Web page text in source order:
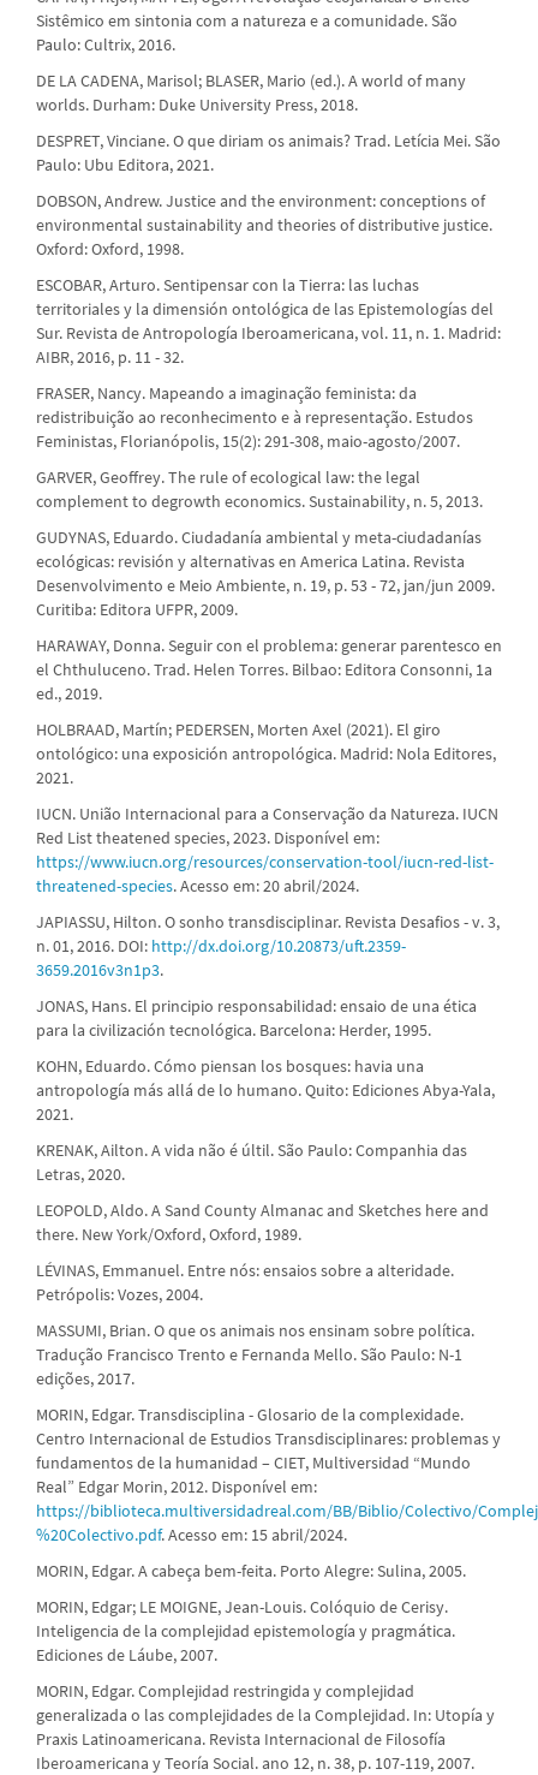
Sistêmico em sintonia com a natureza e a comunidade. São
Paulo: Cultrix, 2016.
DE LA CADENA, Marisol; BLASER, Mario (ed.). A world of many
worlds. Durham: Duke University Press, 2018.
DESPRET, Vinciane. O que diriam os animais? Trad. Letícia Mei. São
Paulo: Ubu Editora, 2021.
DOBSON, Andrew. Justice and the environment: conceptions of
environmental sustainability and theories of distributive justice.
Oxford: Oxford, 1998.
ESCOBAR, Arturo. Sentipensar con la Tierra: las luchas
territoriales y la dimensión ontológica de las Epistemologías del
Sur. Revista de Antropología Iberoamericana, vol. 11, n. 1. Madrid:
AIBR, 2016, p. 11 - 32.
FRASER, Nancy. Mapeando a imaginação feminista: da
redistribuição ao reconhecimento e à representação. Estudos
Feministas, Florianópolis, 15(2): 291-308, maio-agosto/2007.
GARVER, Geoffrey. The rule of ecological law: the legal
complement to degrowth economics. Sustainability, n. 5, 2013.
GUDYNAS, Eduardo. Ciudadanía ambiental y meta-ciudadanías
ecológicas: revisión y alternativas en America Latina. Revista
Desenvolvimento e Meio Ambiente, n. 19, p. 53 - 72, jan/jun 2009.
Curitiba: Editora UFPR, 2009.
HARAWAY, Donna. Seguir con el problema: generar parentesco en
el Chthuluceno. Trad. Helen Torres. Bilbao: Editora Consonni, 1a
ed., 2019.
HOLBRAAD, Martín; PEDERSEN, Morten Axel (2021). El giro
ontológico: una exposición antropológica. Madrid: Nola Editores,
2021.
IUCN. União Internacional para a Conservação da Natureza. IUCN
Red List theatened species, 2023. Disponível em:
https://www.iucn.org/resources/conservation-tool/iucn-red-list-
threatened-species. Acesso em: 20 abril/2024.
JAPIASSU, Hilton. O sonho transdisciplinar. Revista Desafios - v. 3,
n. 01, 2016. DOI: http://dx.doi.org/10.20873/uft.2359-
3659.2016v3n1p3.
JONAS, Hans. El principio responsabilidad: ensaio de una ética
para la civilización tecnológica. Barcelona: Herder, 1995.
KOHN, Eduardo. Cómo piensan los bosques: havia una
antropología más allá de lo humano. Quito: Ediciones Abya-Yala,
2021.
KRENAK, Ailton. A vida não é últil. São Paulo: Companhia das
Letras, 2020.
LEOPOLD, Aldo. A Sand County Almanac and Sketches here and
there. New York/Oxford, Oxford, 1989.
LÉVINAS, Emmanuel. Entre nós: ensaios sobre a alteridade.
Petrópolis: Vozes, 2004.
MASSUMI, Brian. O que os animais nos ensinam sobre política.
Tradução Francisco Trento e Fernanda Mello. São Paulo: N-1
edições, 2017.
MORIN, Edgar. Transdisciplina - Glosario de la complexidade.
Centro Internacional de Estudios Transdisciplinares: problemas y
fundamentos de la humanidad – CIET, Multiversidad “Mundo
Real” Edgar Morin, 2012. Disponível em:
https://biblioteca.multiversidadreal.com/BB/Biblio/Colectivo/
%20Colectivo.pdf. Acesso em: 15 abril/2024.
MORIN, Edgar. A cabeça bem-feita. Porto Alegre: Sulina, 2005.
MORIN, Edgar; LE MOIGNE, Jean-Louis. Colóquio de Cerisy.
Inteligencia de la complejidad epistemología y pragmática.
Ediciones de Láube, 2007.
MORIN, Edgar. Complejidad restringida y complejidad
generalizada o las complejidades de la Complejidad. In: Utopía y
Praxis Latinoamericana. Revista Internacional de Filosofía
Iberoamericana y Teoría Social. ano 12, n. 38, p. 107-119, 2007.